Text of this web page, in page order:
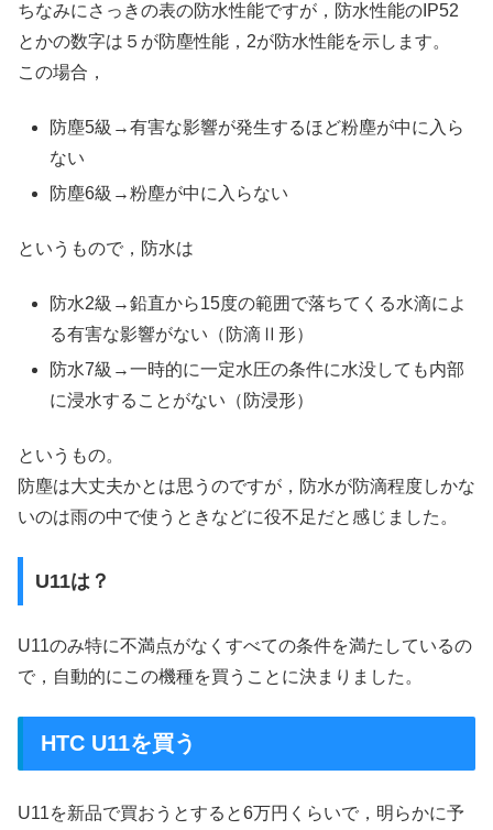
ちなみにさっきの表の防水性能ですが，防水性能のIP52
とかの数字は５が防塵性能，2が防水性能を示します。
この場合，
防塵5級→有害な影響が発生するほど粉塵が中に入ら
ない
防塵6級→粉塵が中に入らない
というもので，防水は
防水2級→鉛直から15度の範囲で落ちてくる水滴によ
る有害な影響がない（防滴Ⅱ形）
防水7級→一時的に一定水圧の条件に水没しても内部
に浸水することがない（防浸形）
というもの。
防塵は大丈夫かとは思うのですが，防水が防滴程度しかな
いのは雨の中で使うときなどに役不足だと感じました。
U11は？
U11のみ特に不満点がなくすべての条件を満たしているの
で，自動的にこの機種を買うことに決まりました。
HTC U11を買う
U11を新品で買おうとすると6万円くらいで，明らかに予